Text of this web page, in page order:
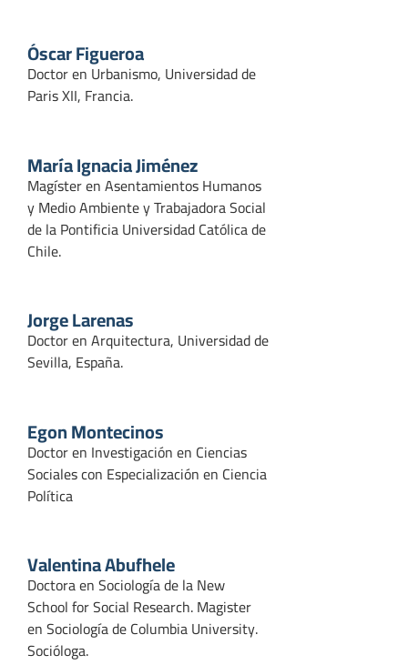
Óscar Figueroa
Doctor en Urbanismo, Universidad de
Paris XII, Francia.
María Ignacia Jiménez
Magíster en Asentamientos Humanos
y Medio Ambiente y Trabajadora Social
de la Pontificia Universidad Católica de
Chile.
Jorge Larenas
Doctor en Arquitectura, Universidad de
Sevilla, España.
Egon Montecinos
Doctor en Investigación en Ciencias
Sociales con Especialización en Ciencia
Política
Valentina Abufhele
Doctora en Sociología de la New
School for Social Research. Magister
en Sociología de Columbia University.
Socióloga.